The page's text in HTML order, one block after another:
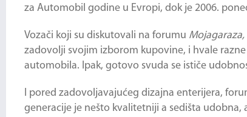
za Automobil godine u Evropi, dok je 2006.
Vozači koji su diskutovali na forumu Mojagaraza,
zadovolji svojim izborom kupovine, i hvale
automobila. Ipak, gotovo svuda se ističe
I pored zadovoljavajućeg dizajna enterijera,
generacije je nešto kvalitetniji a sedišta udobna,